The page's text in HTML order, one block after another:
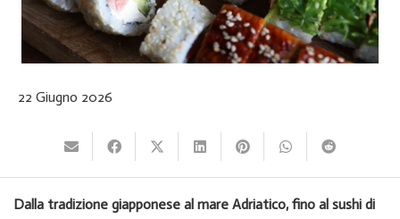
22 Giugno 2026
Dalla tradizione giapponese al mare Adriatico, fino al sushi di